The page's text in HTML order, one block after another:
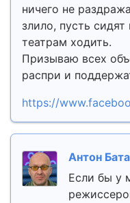
ничего не
злило, пусть
театрам ходить.
Призываю всех
распри и
https://
Антон
Если бы у